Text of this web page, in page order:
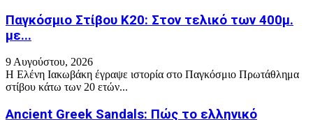
Παγκόσμιο Στίβου Κ20: Στον τελικό των 400μ.
με...
9 Αυγούστου, 2026
Η Ελένη Ιακωβάκη έγραψε ιστορία στο Παγκόσμιο Πρωτάθλημα
στίβου κάτω των 20 ετών...
Ancient Greek Sandals: Πώς το ελληνικό